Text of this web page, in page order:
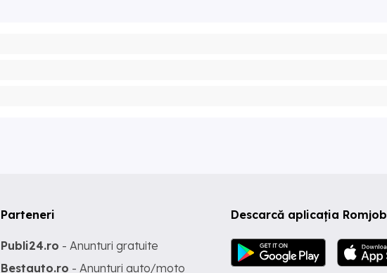
Descarcă aplicația Romjob
Parteneri
Publi24.ro - Anunturi gratuite
Bestauto.ro - Anunturi auto/moto